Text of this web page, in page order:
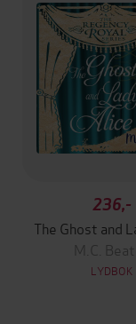
236,-
The Ghost and
M.C.
LYDBOK